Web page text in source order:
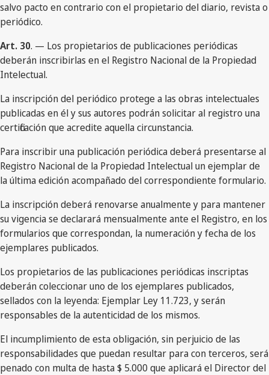
salvo pacto en contrario con el propietario del diario, revista o
periódico.
Art. 30. — Los propietarios de publicaciones periódicas
deberán inscribirlas en el Registro Nacional de la Propiedad
Intelectual.
La inscripción del periódico protege a las obras intelectuales
publicadas en él y sus autores podrán solicitar al registro una
certificación que acredite aquella circunstancia.
Para inscribir una publicación periódica deberá presentarse al
Registro Nacional de la Propiedad Intelectual un ejemplar de
la última edición acompañado del correspondiente formulario.
La inscripción deberá renovarse anualmente y para mantener
su vigencia se declarará mensualmente ante el Registro, en los
formularios que correspondan, la numeración y fecha de los
ejemplares publicados.
Los propietarios de las publicaciones periódicas inscriptas
deberán coleccionar uno de los ejemplares publicados,
sellados con la leyenda: Ejemplar Ley 11.723, y serán
responsables de la autenticidad de los mismos.
El incumplimiento de esta obligación, sin perjuicio de las
responsabilidades que puedan resultar para con terceros, será
penado con multa de hasta $ 5.000 que aplicará el Director del